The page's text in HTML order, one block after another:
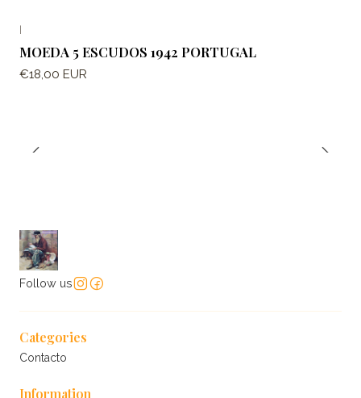
|
MOEDA 5 ESCUDOS 1942 PORTUGAL
€18,00 EUR
Follow us
Categories
Contacto
Information